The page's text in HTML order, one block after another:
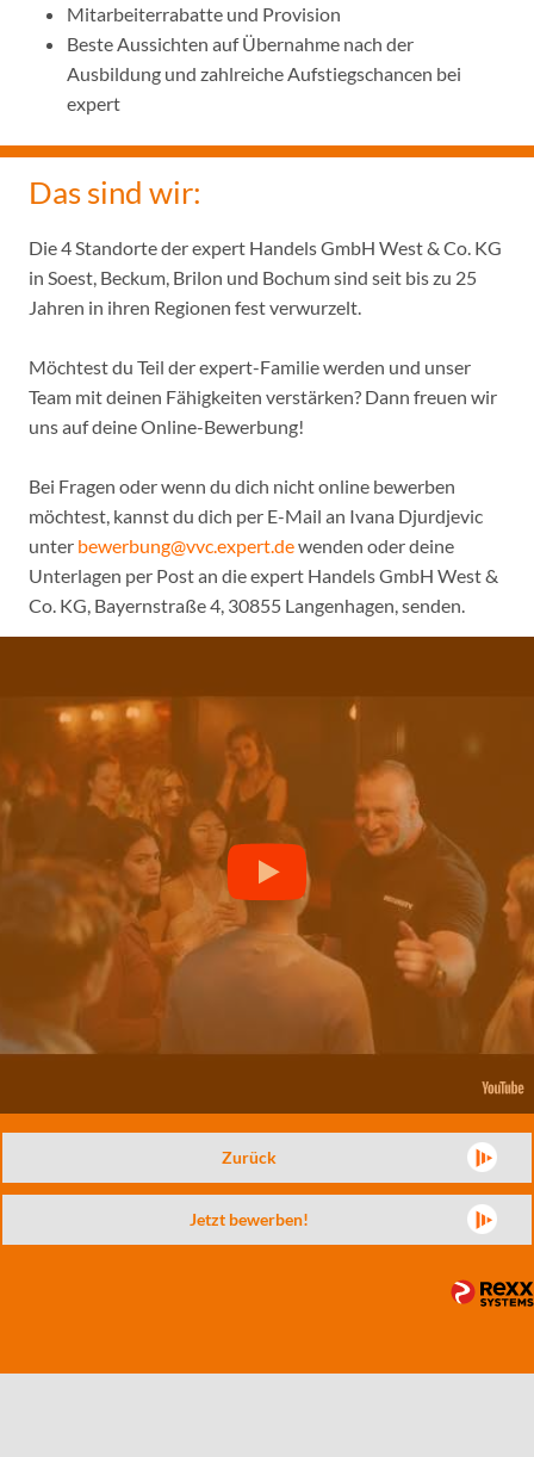
Mitarbeiterrabatte und Provision
Beste Aussichten auf Übernahme nach der
Ausbildung und zahlreiche Aufstiegschancen bei
expert
Das sind wir:
Die 4 Standorte der expert Handels GmbH West & Co. KG
in Soest, Beckum, Brilon und Bochum sind seit bis zu 25
Jahren in ihren Regionen fest verwurzelt.
Möchtest du Teil der expert-Familie werden und unser
Team mit deinen Fähigkeiten verstärken? Dann freuen wir
uns auf deine Online-Bewerbung!
Bei Fragen oder wenn du dich nicht online bewerben
möchtest, kannst du dich per E-Mail an Ivana Djurdjevic
unter bewerbung@vvc.expert.dewenden oder deine
Unterlagen per Post an die expert Handels GmbH West &
Co. KG, Bayernstraße 4, 30855 Langenhagen, senden.
Zurück
Jetzt bewerben!